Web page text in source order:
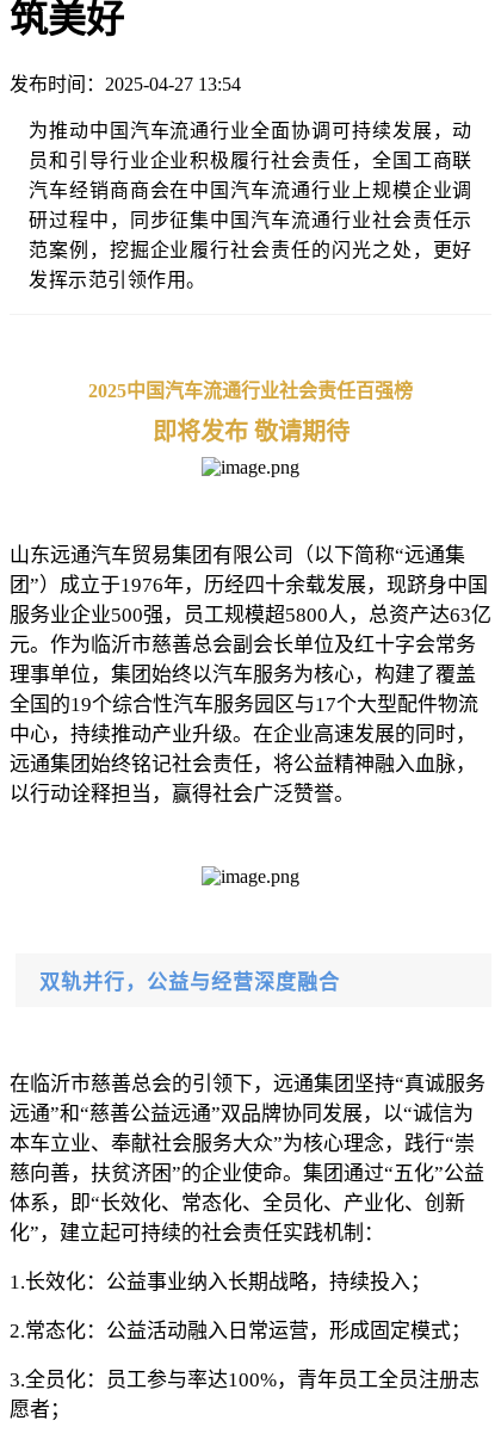
筑美好
发布时间：2025-04-27 13:54
为推动中国汽车流通行业全面协调可持续发展，动
员和引导行业企业积极履行社会责任，全国工商联
汽车经销商商会在中国汽车流通行业上规模企业调
研过程中，同步征集中国汽车流通行业社会责任示
范案例，挖掘企业履行社会责任的闪光之处，更好
发挥示范引领作用。
2025中国汽车流通行业社会责任百强榜
即将发布 敬请期待
山东远通汽车贸易集团有限公司（以下简称“远通集
团”）成立于1976年，历经四十余载发展，现跻身中国
服务业企业500强，员工规模超5800人，总资产达63亿
元。作为临沂市慈善总会副会长单位及红十字会常务
理事单位，集团始终以汽车服务为核心，构建了覆盖
全国的19个综合性汽车服务园区与17个大型配件物流
中心，持续推动产业升级。在企业高速发展的同时，
远通集团始终铭记社会责任，将公益精神融入血脉，
以行动诠释担当，赢得社会广泛赞誉。
双轨并行，公益与经营深度融合
在临沂市慈善总会的引领下，远通集团坚持“真诚服务
远通”和“慈善公益远通”双品牌协同发展，以“诚信为
本车立业、 奉献社会服务大众”为核心理念，践行“崇
慈向善，扶贫济困”的企业使命。集团通过“五化”公益
体系，即“长效化、常态化、全员化、产业化、创新
化”，建立起可持续的社会责任实践机制：
1.长效化：公益事业纳入长期战略，持续投入；
2.常态化：公益活动融入日常运营，形成固定模式；
3.全员化：员工参与率达100%，青年员工全员注册志
愿者；